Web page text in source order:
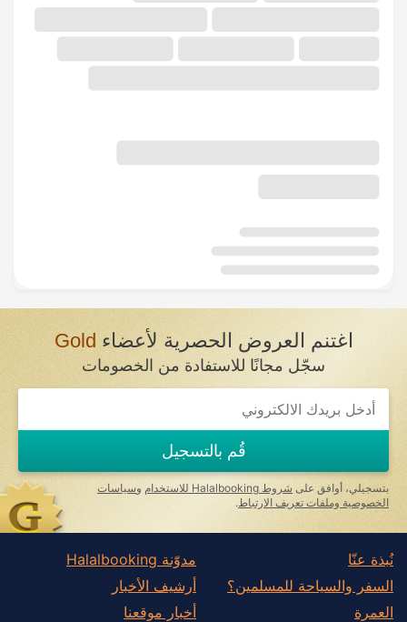
اغتنم العروض الحصرية لأعضاءGold
سجّل مجانًا للاستفادة من الخصومات
قُم بالتسجيل
بتسجيلي، أوافق على شروط Halalbooking للاستخدام وسياسات
الخصوصية وملفات تعريف الارتباط .
نُبذة عنّا
السفر والسياحة للمسلمين؟
العمرة
مدوّنة Halalbooking
أرشيف الأخبار
أخبار موقعنا